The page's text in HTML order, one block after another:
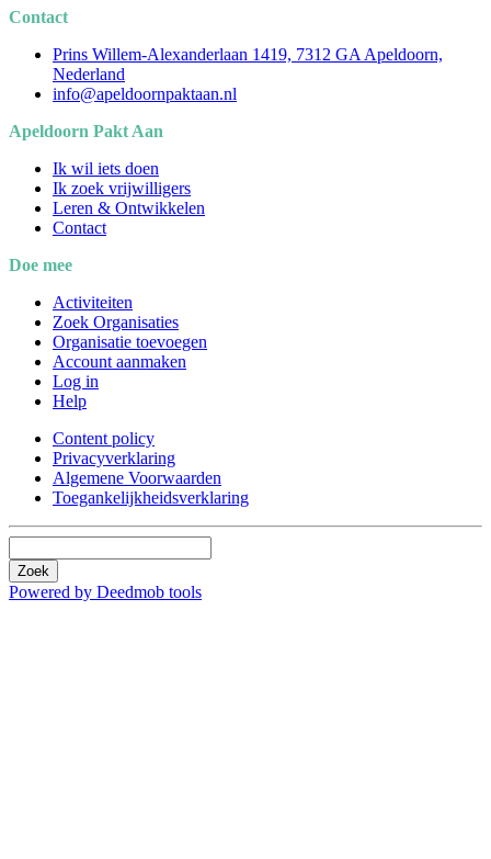
Contact
Prins Willem-Alexanderlaan 1419, 7312 GA Apeldoorn,
Nederland
info@apeldoornpaktaan.nl
Apeldoorn Pakt Aan
Ik wil iets doen
Ik zoek vrijwilligers
Leren & Ontwikkelen
Contact
Doe mee
Activiteiten
Zoek Organisaties
Organisatie toevoegen
Account aanmaken
Log in
Help
Content policy
Privacyverklaring
Algemene Voorwaarden
Toegankelijkheidsverklaring
Zoek
Powered by Deedmob tools